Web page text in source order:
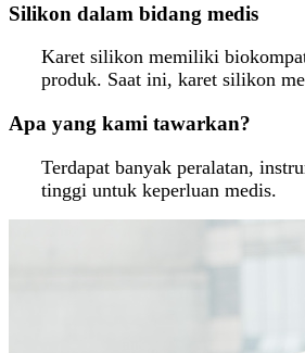
Silikon dalam bidang medis
Karet silikon memiliki
produk. Saat ini, karet silikon
Apa yang kami tawarkan?
Terdapat banyak peralatan,
tinggi untuk keperluan medis.